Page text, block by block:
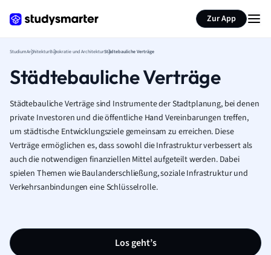
Zur App
StudiumArchitekturBürokratie und ArchitekturStädtebauliche Verträge
Städtebauliche Verträge
Städtebauliche Verträge sind Instrumente der Stadtplanung, bei denen
private Investoren und die öffentliche Hand Vereinbarungen treffen,
um städtische Entwicklungsziele gemeinsam zu erreichen. Diese
Verträge ermöglichen es, dass sowohl die Infrastruktur verbessert als
auch die notwendigen finanziellen Mittel aufgeteilt werden. Dabei
spielen Themen wie Baulanderschließung, soziale Infrastruktur und
Verkehrsanbindungen eine Schlüsselrolle.
Los geht’s